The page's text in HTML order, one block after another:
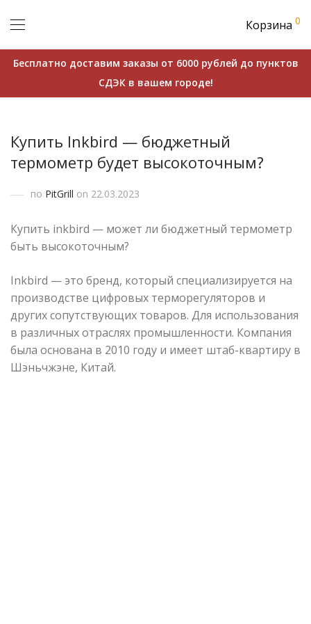
Корзина 0
Бесплатно доставим заказы от 6000 рублей до пунктов
СДЭК в вашем городе!
Купить Inkbird — бюджетный
термометр будет высокоточным?
по PitGrill on 22.03.2023
Купить inkbird — может ли бюджетный термометр
быть высокоточным?
Inkbird — это бренд, который специализируется на
производстве цифровых терморегуляторов и
других сопутствующих товаров. Для использования
в различных отраслях промышленности. Компания
была основана в 2010 году и имеет штаб-квартиру в
Шэньчжэне, Китай.